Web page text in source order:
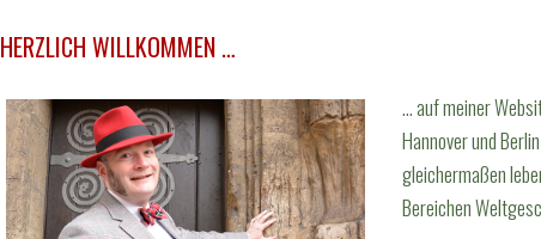
HERZLICH WILLKOMMEN …
… auf meiner
Hannover und
gleichermaßen
Bereichen